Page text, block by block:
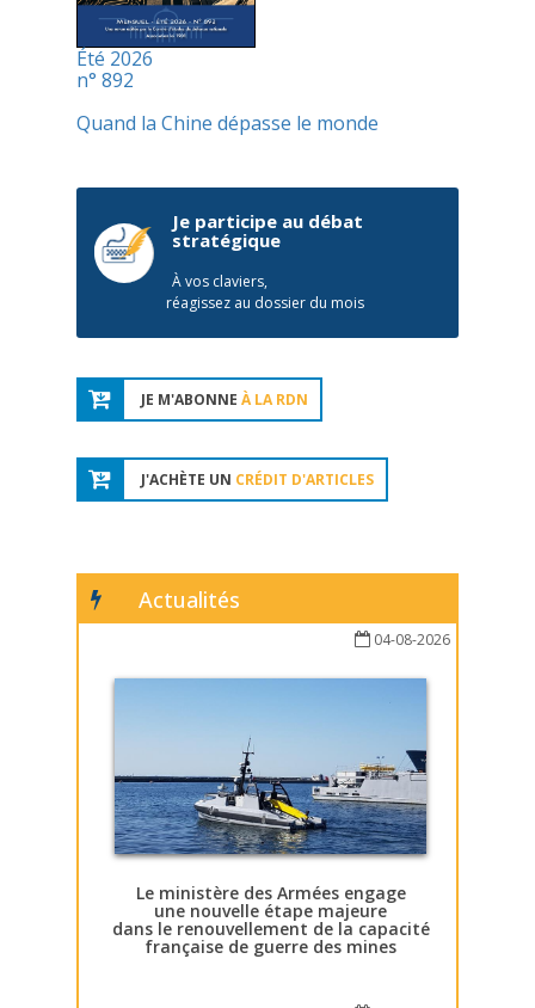
Été 2026
n° 892
Quand la Chine dépasse le monde
Je participe au débat
stratégique
À vos claviers,
réagissez au dossier du mois
JE M'ABONNE À LA RDN
J'ACHÈTE UN CRÉDIT D'ARTICLES
Actualités
04-08-2026
Le ministère des Armées engage
une nouvelle étape majeure
dans le renouvellement de la capacité
française de guerre des mines